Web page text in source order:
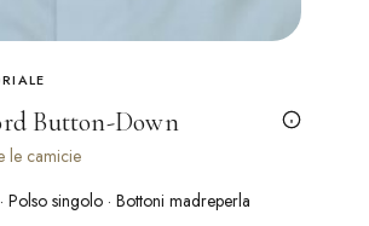
Button-Down
le camicie
Polso singolo · Bottoni madreperla